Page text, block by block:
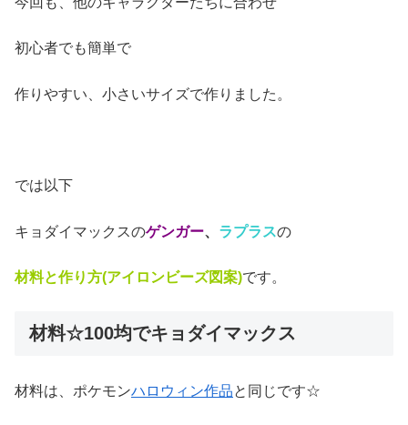
初心者でも簡単で
作りやすい、小さいサイズで作りました。
では以下
キョダイマックスのゲンガー、 ラプラスの
材料と作り方(アイロンビーズ図案)です。
材料☆100均でキョダイマックス
材料は、ポケモンハロウィン作品と同じです☆